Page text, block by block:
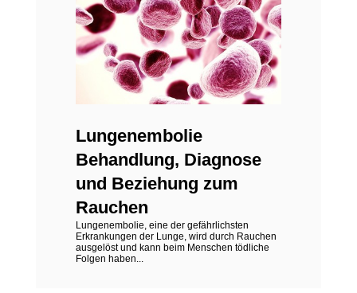
Lungenembolie
Behandlung, Diagnose
und Beziehung zum
Rauchen
Lungenembolie, eine der gefährlichsten
Erkrankungen der Lunge, wird durch Rauchen
ausgelöst und kann beim Menschen tödliche
Folgen haben...